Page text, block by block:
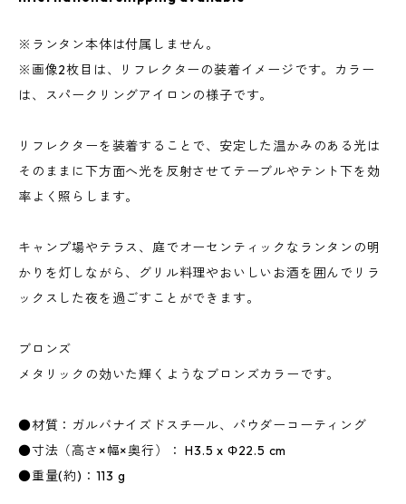
※ランタン本体は付属しません。
※画像2枚目は、リフレクターの装着イメージです。カラー
は、スパークリングアイロンの様子です。
リフレクターを装着することで、安定した温かみのある光は
そのままに下方面へ光を反射させてテーブルやテント下を効
率よく照らします。
キャンプ場やテラス、庭でオーセンティックなランタンの明
かりを灯しながら、グリル料理やおいしいお酒を囲んでリラ
ックスした夜を過ごすことができます。
ブロンズ
メタリックの効いた輝くようなブロンズカラーです。
●材質：ガルバナイズドスチール、パウダーコーティング
●寸法（高さ×幅×奥行）： H3.5 x Φ22.5 cm
●重量(約)：113 g